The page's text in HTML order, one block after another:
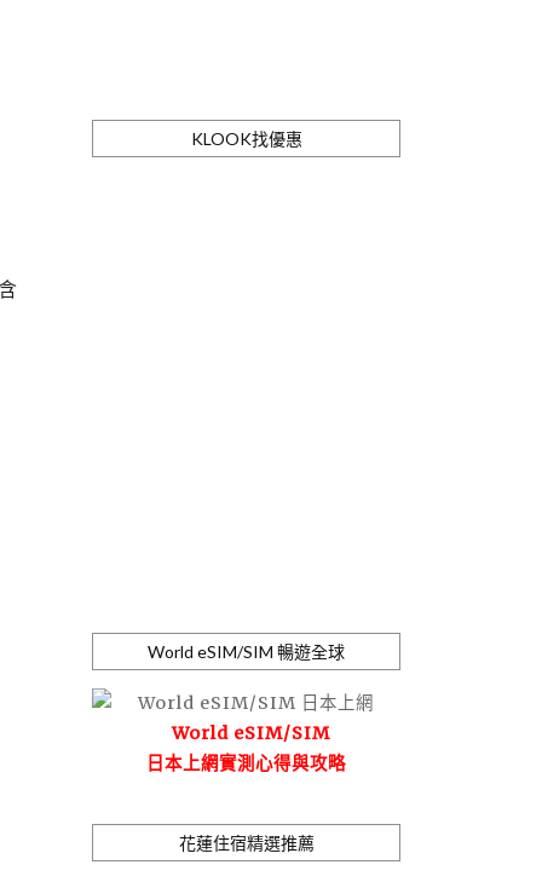
KLOOK找優惠
World eSIM/SIM 暢遊全球
World eSIM/SIM
日本上網實測心得與攻略
花蓮住宿精選推薦